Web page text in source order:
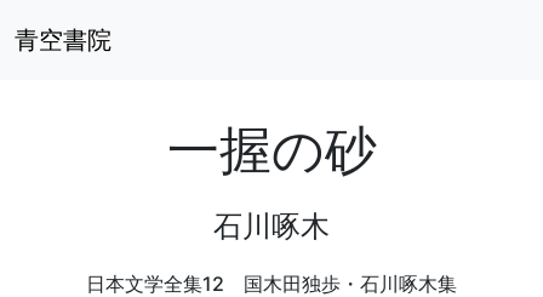
青空書院
一握の砂
石川啄木
日本文学全集12 国木田独歩・石川啄木集